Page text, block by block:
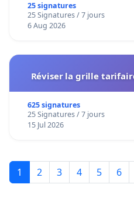
25 signatures
25 Signatures / 7 jours
6 Aug 2026
Réviser la grille
625 signatures
25 Signatures / 7 jours
15 Jul 2026
1 2 3 4 5 6